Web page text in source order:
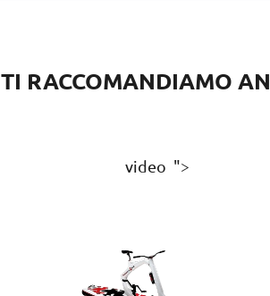
TI RACCOMANDIAMO
video ">